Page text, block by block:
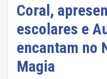
Coral,
escolares e
encantam no
Magia